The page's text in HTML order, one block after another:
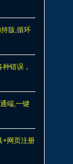
版,循环
错误，
端,一键
+网页注册